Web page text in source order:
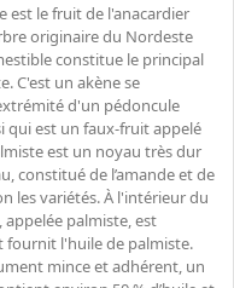
est le fruit de l'anacardier
originaire du Nordeste
constitue le principal
C'est un akène se
d'un pédoncule
qui est un faux-fruit appelé
est un noyau très dur
constitué de l’amande et de
les variétés. À l'intérieur du
palmiste, est
fournit l'huile de palmiste.
mince et adhérent, un